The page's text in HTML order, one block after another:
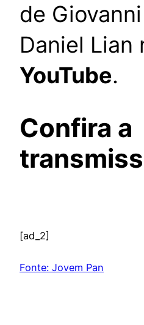
de
Daniel Lian
YouTube.
Confira a
[ad_2]
Fonte: Jovem Pan